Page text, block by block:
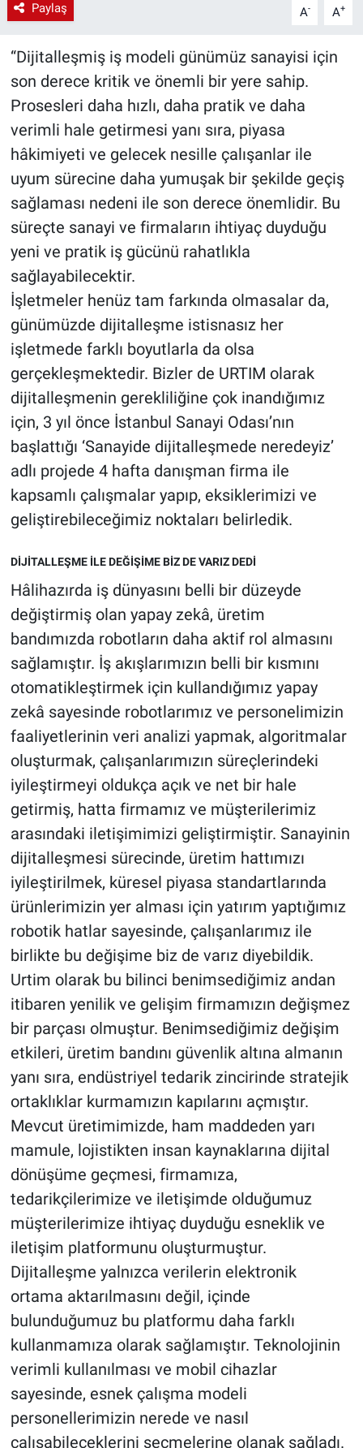
Paylaş A- A+
“Dijitalleşmiş iş modeli günümüz sanayisi için
son derece kritik ve önemli bir yere sahip.
Prosesleri daha hızlı, daha pratik ve daha
verimli hale getirmesi yanı sıra, piyasa
hâkimiyeti ve gelecek nesille çalışanlar ile
uyum sürecine daha yumuşak bir şekilde geçiş
sağlaması nedeni ile son derece önemlidir. Bu
süreçte sanayi ve firmaların ihtiyaç duyduğu
yeni ve pratik iş gücünü rahatlıkla
sağlayabilecektir.
İşletmeler henüz tam farkında olmasalar da,
günümüzde dijitalleşme istisnasız her
işletmede farklı boyutlarla da olsa
gerçekleşmektedir. Bizler de URTIM olarak
dijitalleşmenin gerekliliğine çok inandığımız
için, 3 yıl önce İstanbul Sanayi Odası’nın
başlattığı ‘Sanayide dijitalleşmede neredeyiz’
adlı projede 4 hafta danışman firma ile
kapsamlı çalışmalar yapıp, eksiklerimizi ve
geliştirebileceğimiz noktaları belirledik.
DİJİTALLEŞME İLE DEĞİŞİME BİZ DE VARIZ DEDİ
Hâlihazırda iş dünyasını belli bir düzeyde
değiştirmiş olan yapay zekâ, üretim
bandımızda robotların daha aktif rol almasını
sağlamıştır. İş akışlarımızın belli bir kısmını
otomatikleştirmek için kullandığımız yapay
zekâ sayesinde robotlarımız ve personelimizin
faaliyetlerinin veri analizi yapmak, algoritmalar
oluşturmak, çalışanlarımızın süreçlerindeki
iyileştirmeyi oldukça açık ve net bir hale
getirmiş, hatta firmamız ve müşterilerimiz
arasındaki iletişimimizi geliştirmiştir. Sanayinin
dijitalleşmesi sürecinde, üretim hattımızı
iyileştirilmek, küresel piyasa standartlarında
ürünlerimizin yer alması için yatırım yaptığımız
robotik hatlar sayesinde, çalışanlarımız ile
birlikte bu değişime biz de varız diyebildik.
Urtim olarak bu bilinci benimsediğimiz andan
itibaren yenilik ve gelişim firmamızın değişmez
bir parçası olmuştur. Benimsediğimiz değişim
etkileri, üretim bandını güvenlik altına almanın
yanı sıra, endüstriyel tedarik zincirinde stratejik
ortaklıklar kurmamızın kapılarını açmıştır.
Mevcut üretimimizde, ham maddeden yarı
mamule, lojistikten insan kaynaklarına dijital
dönüşüme geçmesi, firmamıza,
tedarikçilerimize ve iletişimde olduğumuz
müşterilerimize ihtiyaç duyduğu esneklik ve
iletişim platformunu oluşturmuştur.
Dijitalleşme yalnızca verilerin elektronik
ortama aktarılmasını değil, içinde
bulunduğumuz bu platformu daha farklı
kullanmamıza olarak sağlamıştır. Teknolojinin
verimli kullanılması ve mobil cihazlar
sayesinde, esnek çalışma modeli
personellerimizin nerede ve nasıl
çalışabileceklerini seçmelerine olanak sağladı.